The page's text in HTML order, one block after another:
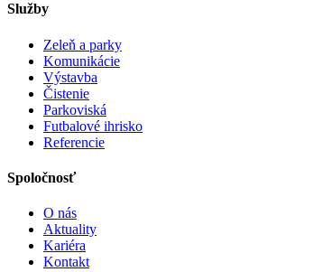
Služby
Zeleň a parky
Komunikácie
Výstavba
Čistenie
Parkoviská
Futbalové ihrisko
Referencie
Spoločnosť
O nás
Aktuality
Kariéra
Kontakt